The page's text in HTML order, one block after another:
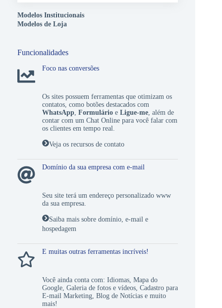
Modelos Institucionais
Modelos de Loja
Funcionalidades
Foco nas conversões
Os sites possuem ferramentas que otimizam os
contatos, como botões destacados com
WhatsApp Formulário e Ligue-me , além de
contar com um Chat Online para você falar com
os clientes em tempo real.
Veja os recursos de contato
Domínio da sua empresa com e-mail
Seu site terá um endereço personalizado www
da sua empresa.
Saiba mais sobre domínio, e-mail e
hospedagem
E muitas outras ferramentas incríveis!
Você ainda conta com: Idiomas Mapa do
Google Galeria de fotos e vídeos Cadastro para
E-mail Marketing Blog de Notícias e muito
mais!